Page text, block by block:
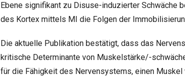
Ebene signifikant zu Disuse-induzierter Schwäche
des Kortex mittels MI die Folgen der
Die aktuelle Publikation bestätigt, dass das
kritische Determinante von Muskelstärke/-
für die Fähigkeit des Nervensystems, einen